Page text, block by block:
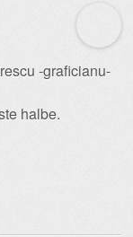
-graficianu-
halbe.